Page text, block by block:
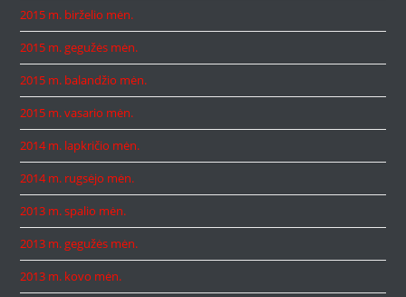
2015 m. birželio mėn.
2015 m. gegužės mėn.
2015 m. balandžio mėn.
2015 m. vasario mėn.
2014 m. lapkričio mėn.
2014 m. rugsėjo mėn.
2013 m. spalio mėn.
2013 m. gegužės mėn.
2013 m. kovo mėn.